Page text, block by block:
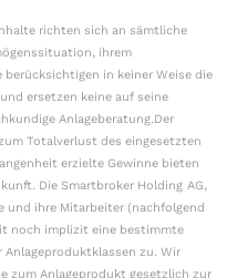
richten sich an sämtliche
ihrem
berücksichtigen in keiner Weise die
ersetzen keine auf seine
Anlageberatung.Der
Totalverlust des eingesetzten
erzielte Gewinne bieten
Die Smartbroker Holding AG,
und ihre Mitarbeiter (nachfolgend
noch implizit eine bestimmte
zu. Wir
zum Anlageprodukt gesetzlich zur